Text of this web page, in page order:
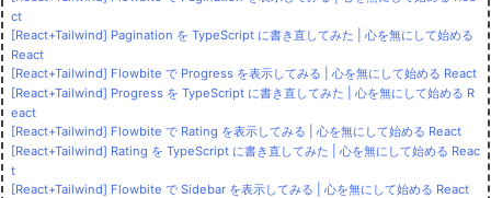
ct
[React+Tailwind] Pagination を TypeScript に書き直してみた | 心を無にして始める
React
[React+Tailwind] Flowbite で Progress を表示してみる | 心を無にして始める React
[React+Tailwind] Progress を TypeScript に書き直してみた | 心を無にして始める R
eact
[React+Tailwind] Flowbite で Rating を表示してみる | 心を無にして始める React
[React+Tailwind] Rating を TypeScript に書き直してみた | 心を無にして始める Reac
t
[React+Tailwind] Flowbite で Sidebar を表示してみる | 心を無にして始める React